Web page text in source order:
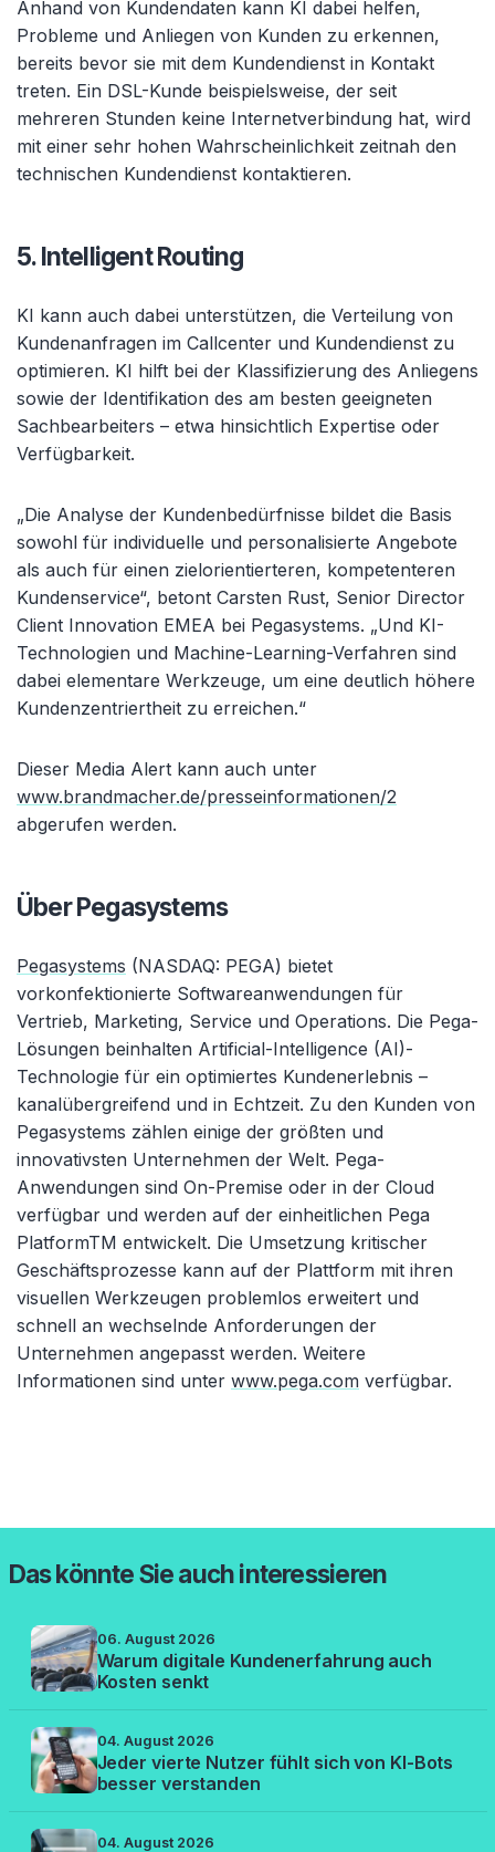
Anhand von Kundendaten kann KI dabei helfen,
Probleme und Anliegen von Kunden zu erkennen,
bereits bevor sie mit dem Kundendienst in Kontakt
treten. Ein DSL-Kunde beispielsweise, der seit
mehreren Stunden keine Internetverbindung hat, wird
mit einer sehr hohen Wahrscheinlichkeit zeitnah den
technischen Kundendienst kontaktieren.
5. Intelligent Routing
KI kann auch dabei unterstützen, die Verteilung von
Kundenanfragen im Callcenter und Kundendienst zu
optimieren. KI hilft bei der Klassifizierung des Anliegens
sowie der Identifikation des am besten geeigneten
Sachbearbeiters – etwa hinsichtlich Expertise oder
Verfügbarkeit.
„Die Analyse der Kundenbedürfnisse bildet die Basis
sowohl für individuelle und personalisierte Angebote
als auch für einen zielorientierteren, kompetenteren
Kundenservice“, betont Carsten Rust, Senior Director
Client Innovation EMEA bei Pegasystems. „Und KI-
Technologien und Machine-Learning-Verfahren sind
dabei elementare Werkzeuge, um eine deutlich höhere
Kundenzentriertheit zu erreichen.“
Dieser Media Alert kann auch unter
www.brandmacher.de/presseinformationen/2
abgerufen werden.
Über Pegasystems
Pegasystems (NASDAQ: PEGA) bietet
vorkonfektionierte Softwareanwendungen für
Vertrieb, Marketing, Service und Operations. Die Pega-
Lösungen beinhalten Artificial-Intelligence (AI)-
Technologie für ein optimiertes Kundenerlebnis –
kanalübergreifend und in Echtzeit. Zu den Kunden von
Pegasystems zählen einige der größten und
innovativsten Unternehmen der Welt. Pega-
Anwendungen sind On-Premise oder in der Cloud
verfügbar und werden auf der einheitlichen Pega
PlatformTM entwickelt. Die Umsetzung kritischer
Geschäftsprozesse kann auf der Plattform mit ihren
visuellen Werkzeugen problemlos erweitert und
schnell an wechselnde Anforderungen der
Unternehmen angepasst werden. Weitere
Informationen sind unter www.pega.com verfügbar.
Das könnte Sie auch interessieren
06. August 2026
Warum digitale Kundenerfahrung auch
Kosten senkt
04. August 2026
Jeder vierte Nutzer fühlt sich von KI-Bots
besser verstanden
04. August 2026